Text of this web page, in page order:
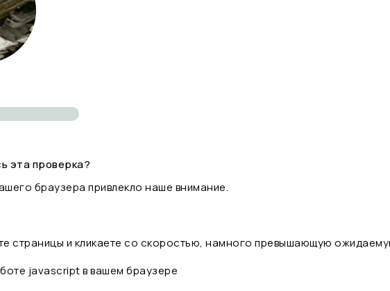
эта проверка?
браузера привлекло наше внимание.
страницы и кликаете со скоростью, намного превышающую
javascript в вашем браузере